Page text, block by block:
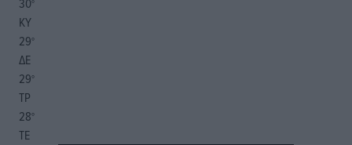
30°
ΚΥ
29°
ΔΕ
29°
ΤΡ
28°
ΤΕ